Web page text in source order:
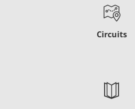
Circuits